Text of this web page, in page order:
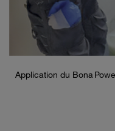
Application du Bona